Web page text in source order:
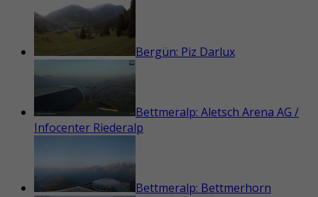
Bergün: Piz Darlux
Bettmeralp: Aletsch Arena AG /
Infocenter Riederalp
Bettmeralp: Bettmerhorn